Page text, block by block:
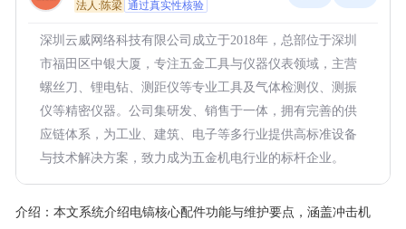
法人:陈梁 通过真实性核验
深圳云威网络科技有限公司成立于2018年，总部位于深圳
市福田区中银大厦，专注五金工具与仪器仪表领域，主营
螺丝刀、锂电钻、测距仪等专业工具及气体检测仪、测振
仪等精密仪器。公司集研发、销售于一体，拥有完善的供
应链体系，为工业、建筑、电子等多行业提供高标准设备
与技术解决方案，致力成为五金机电行业的标杆企业。
介绍： 本文系统介绍电镐核心配件功能与维护要点，涵盖冲击机